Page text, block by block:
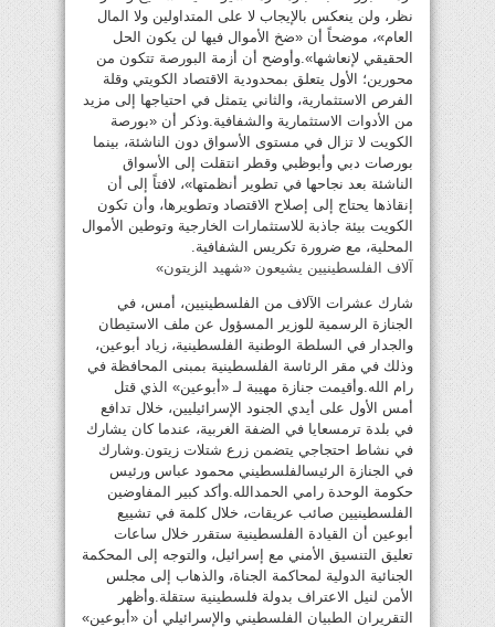
نظر، ولن ينعكس بالإيجاب لا على المتداولين ولا المال
العام»، موضحاً أن «ضخ الأموال فيها لن يكون الحل
الحقيقي لإنعاشها».وأوضح أن أزمة البورصة تتكون من
محورين؛ الأول يتعلق بمحدودية الاقتصاد الكويتي وقلة
الفرص الاستثمارية، والثاني يتمثل في احتياجها إلى مزيد
من الأدوات الاستثمارية والشفافية.وذكر أن «بورصة
الكويت لا تزال في مستوى الأسواق دون الناشئة، بينما
بورصات دبي وأبوظبي وقطر انتقلت إلى الأسواق
الناشئة بعد نجاحها في تطوير أنظمتها»، لافتاً إلى أن
إنقاذها يحتاج إلى إصلاح الاقتصاد وتطويرها، وأن تكون
الكويت بيئة جاذبة للاستثمارات الخارجية وتوطين الأموال
المحلية، مع ضرورة تكريس الشفافية.
آلاف الفلسطينيين يشيعون «شهيد الزيتون»
شارك عشرات الآلاف من الفلسطينيين، أمس، في
الجنازة الرسمية للوزير المسؤول عن ملف الاستيطان
والجدار في السلطة الوطنية الفلسطينية، زياد أبوعين،
وذلك في مقر الرئاسة الفلسطينية بمبنى المحافظة في
رام الله.وأقيمت جنازة مهيبة لـ «أبوعين» الذي قتل
أمس الأول على أيدي الجنود الإسرائيليين، خلال تدافع
في بلدة ترمسعايا في الضفة الغربية، عندما كان يشارك
في نشاط احتجاجي يتضمن زرع شتلات زيتون.وشارك
في الجنازة الرئيسالفلسطيني محمود عباس ورئيس
حكومة الوحدة رامي الحمدالله.وأكد كبير المفاوضين
الفلسطينيين صائب عريقات، خلال كلمة في تشييع
أبوعين أن القيادة الفلسطينية ستقرر خلال ساعات
تعليق التنسيق الأمني مع إسرائيل، والتوجه إلى المحكمة
الجنائية الدولية لمحاكمة الجناة، والذهاب إلى مجلس
الأمن لنيل الاعتراف بدولة فلسطينية ستقلة.وأظهر
التقريران الطبيان الفلسطيني والإسرائيلي أن «أبوعين»